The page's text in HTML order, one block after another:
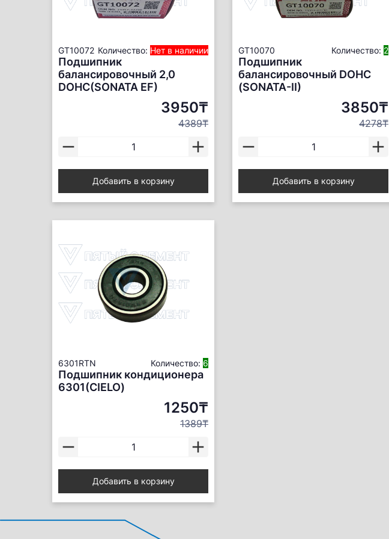
GT10072 Количество: Нет в наличии
Подшипник
балансировочный 2,0
DOHC(SONATA EF)
3950₸
4389₸
Добавить в корзину
GT10070 Количество: 2
Подшипник
балансировочный DOHC
(SONATA-II)
3850₸
4278₸
Добавить в корзину
6301RTN Количество: 6
Подшипник кондиционера
6301(СIELO)
1250₸
1389₸
Добавить в корзину